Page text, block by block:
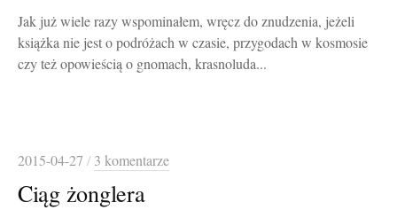
Jak już wiele razy wspominałem, wręcz do znudzenia, jeżeli
książka nie jest o podróżach w czasie, przygodach w kosmosie
czy też opowieścią o gnomach, krasnoluda...
2015-04-27 / 3 komentarze
Ciąg żonglera